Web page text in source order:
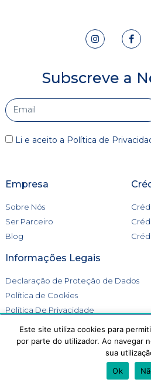
Subscreve a
Li e aceito a Política de
Empresa
Sobre Nós
Ser Parceiro
Blog
Informações Legais
Declaração de Proteção de Dados
Política de Cookies
Política De Privacidade
Livro de Reclamações
Go Crédito 2026 © Todos
Este site utiliza cookies para
Aceitas a utilização
ACEITAR
Este site utiliza cookies para
por parte do utilizador. Ao navegar
sua
Ok